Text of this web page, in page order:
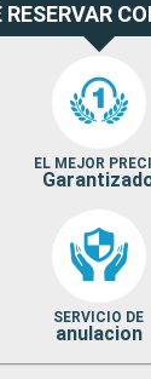
RESERVAR
EL MEJOR
SERVICIO DE
anulacion